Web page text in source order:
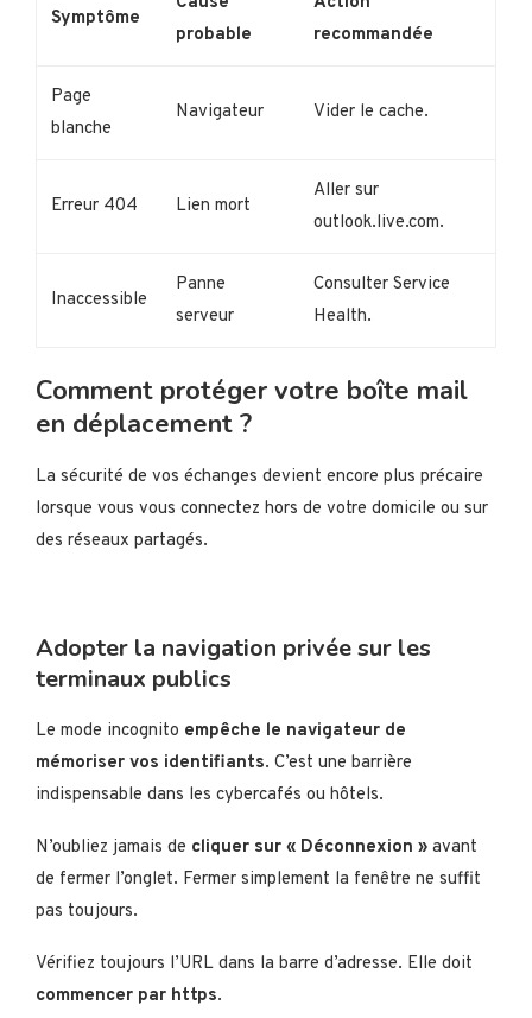
Symptôme
probable
recommandée
Page
blanche
Navigateur Vider le cache.
Erreur 404 Lien mort
Aller sur
outlook.live.com.
Inaccessible
Panne
serveur
Consulter Service
Health.
Comment protéger votre boîte mail
en déplacement ?
La sécurité de vos échanges devient encore plus précaire
lorsque vous vous connectez hors de votre domicile ou sur
des réseaux partagés.
Adopter la navigation privée sur les
terminaux publics
Le mode incognito empêche le navigateur de
mémoriser vos identifiants. C’est une barrière
indispensable dans les cybercafés ou hôtels.
N’oubliez jamais de cliquer sur « Déconnexion » avant
de fermer l’onglet. Fermer simplement la fenêtre ne suffit
pas toujours.
Vérifiez toujours l’URL dans la barre d’adresse. Elle doit
commencer par https.